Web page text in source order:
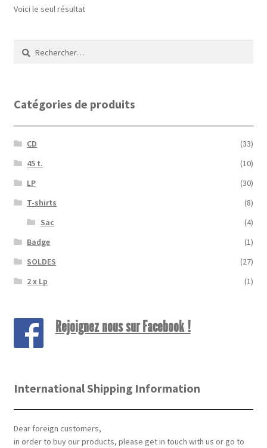
Voici le seul résultat
Rechercher :
Catégories de produits
CD
(33)
45 t.
(10)
LP
(30)
T-shirts
(8)
Sac
(4)
Badge
(1)
SOLDES
(27)
2 x Lp
(1)
Rejoignez nous sur Facebook !
International Shipping Information
Dear foreign customers,
in order to buy our products, please get in touch with us or go to